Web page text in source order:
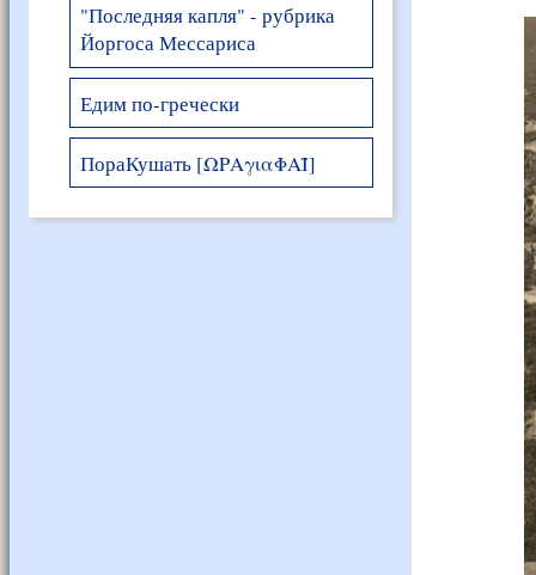
"Последняя капля" - рубрика
Йоргоса Мессариса
Едим по-гречески
ПораКушать [ΩΡΑγιαΦΑΪ]